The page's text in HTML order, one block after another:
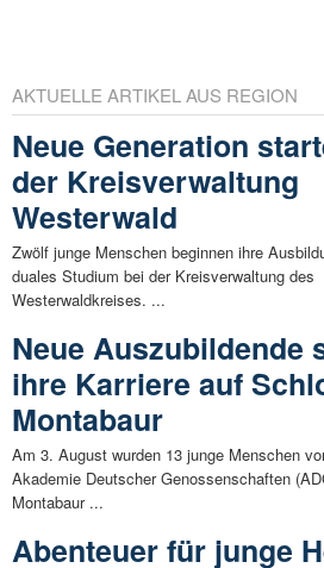
AKTUELLE ARTIKEL AUS REGION
Neue Generation
der Kreisverwaltung
Westerwald
Zwölf junge Menschen beginnen ihre
duales Studium bei der Kreisverwaltung des
Westerwaldkreises. ...
Neue Auszubildende
ihre Karriere auf
Montabaur
Am 3. August wurden 13 junge Menschen
Akademie Deutscher Genossenschaften
Montabaur ...
Abenteuer für junge